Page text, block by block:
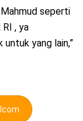
seperti
, ya
yang lain,”